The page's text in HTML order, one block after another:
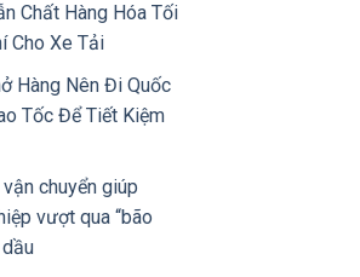
Chất Hàng Hóa Tối
Cho Xe Tải
Hàng Nên Đi Quốc
Tốc Để Tiết Kiệm
chuyển giúp
vượt qua “bão